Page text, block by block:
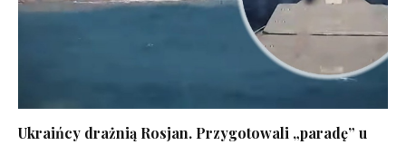
Ukraińcy drażnią Rosjan. Przygotowali „paradę” u